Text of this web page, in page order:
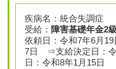
疾病名：統合失調症
受給： 障害基礎年金2級
依頼日：令和7年6月
7日 ⇒支給決定日：
日：令和8年1月15日